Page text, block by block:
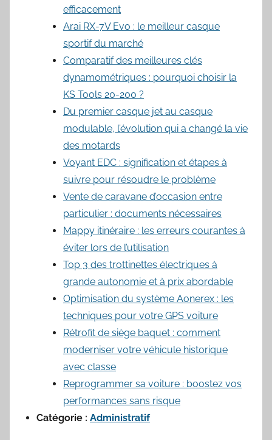
efficacement
Arai RX-7V Evo : le meilleur casque
sportif du marché
Comparatif des meilleures clés
dynamométriques : pourquoi choisir la
KS Tools 20-200 ?
Du premier casque jet au casque
modulable, l’évolution qui a changé la vie
des motards
Voyant EDC : signification et étapes à
suivre pour résoudre le problème
Vente de caravane d’occasion entre
particulier : documents nécessaires
Mappy itinéraire : les erreurs courantes à
éviter lors de l’utilisation
Top 3 des trottinettes électriques à
grande autonomie et à prix abordable
Optimisation du système Aonerex : les
techniques pour votre GPS voiture
Rétrofit de siège baquet : comment
moderniser votre véhicule historique
avec classe
Reprogrammer sa voiture : boostez vos
performances sans risque
Catégorie : Administratif